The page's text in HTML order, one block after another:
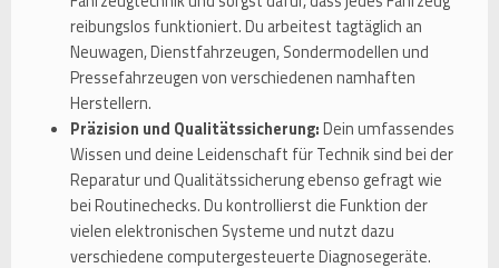
reibungslos funktioniert. Du arbeitest tagtäglich an
Neuwagen, Dienstfahrzeugen, Sondermodellen und
Pressefahrzeugen von verschiedenen namhaften
Herstellern.
Präzision und Qualitätssicherung:Dein umfassendes
Wissen und deine Leidenschaft für Technik sind bei der
Reparatur und Qualitätssicherung ebenso gefragt wie
bei Routinechecks. Du kontrollierst die Funktion der
vielen elektronischen Systeme und nutzt dazu
verschiedene computergesteuerte Diagnosegeräte.